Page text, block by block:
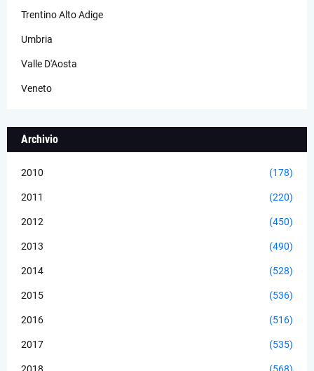
Trentino Alto Adige
Umbria
Valle D'Aosta
Veneto
Archivio
2010 (178)
2011 (220)
2012 (450)
2013 (490)
2014 (528)
2015 (536)
2016 (516)
2017 (535)
2018 (568)